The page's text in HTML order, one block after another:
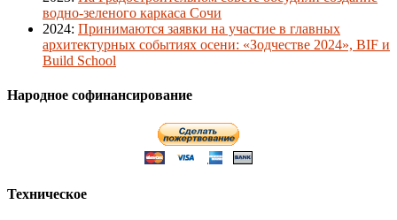
водно-зеленого каркаса Сочи
2024: Принимаются заявки на участие в главных
архитектурных событиях осени: «Зодчестве 2024», BIF и
Build School
Народное софинансирование
Техническое